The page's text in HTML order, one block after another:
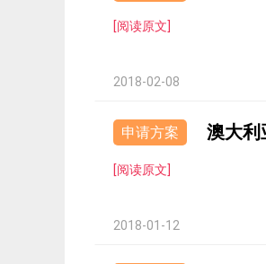
[阅读原文]
2018-02-08
申请方案 澳大利
[阅读原文]
2018-01-12